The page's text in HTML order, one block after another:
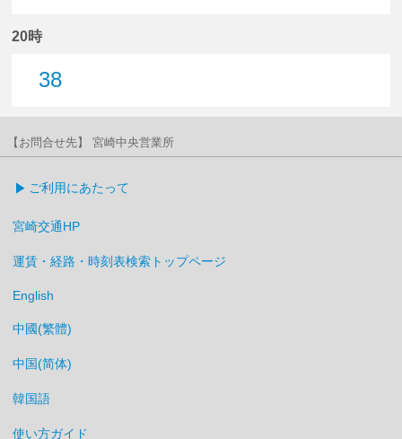
20時
38
【お問合せ先】 宮崎中央営業所
ご利用にあたって
宮崎交通HP
運賃・経路・時刻表検索トップページ
English
中國(繁體)
中国(简体)
韓国語
使い方ガイド